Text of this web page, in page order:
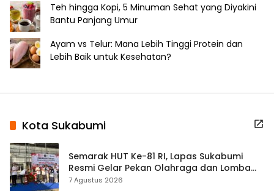
Teh hingga Kopi, 5 Minuman Sehat yang Diyakini
Bantu Panjang Umur
Ayam vs Telur: Mana Lebih Tinggi Protein dan
Lebih Baik untuk Kesehatan?
Kota Sukabumi
Semarak HUT Ke-81 RI, Lapas Sukabumi
Resmi Gelar Pekan Olahraga dan Lomba
Tradisional
7 Agustus 2026